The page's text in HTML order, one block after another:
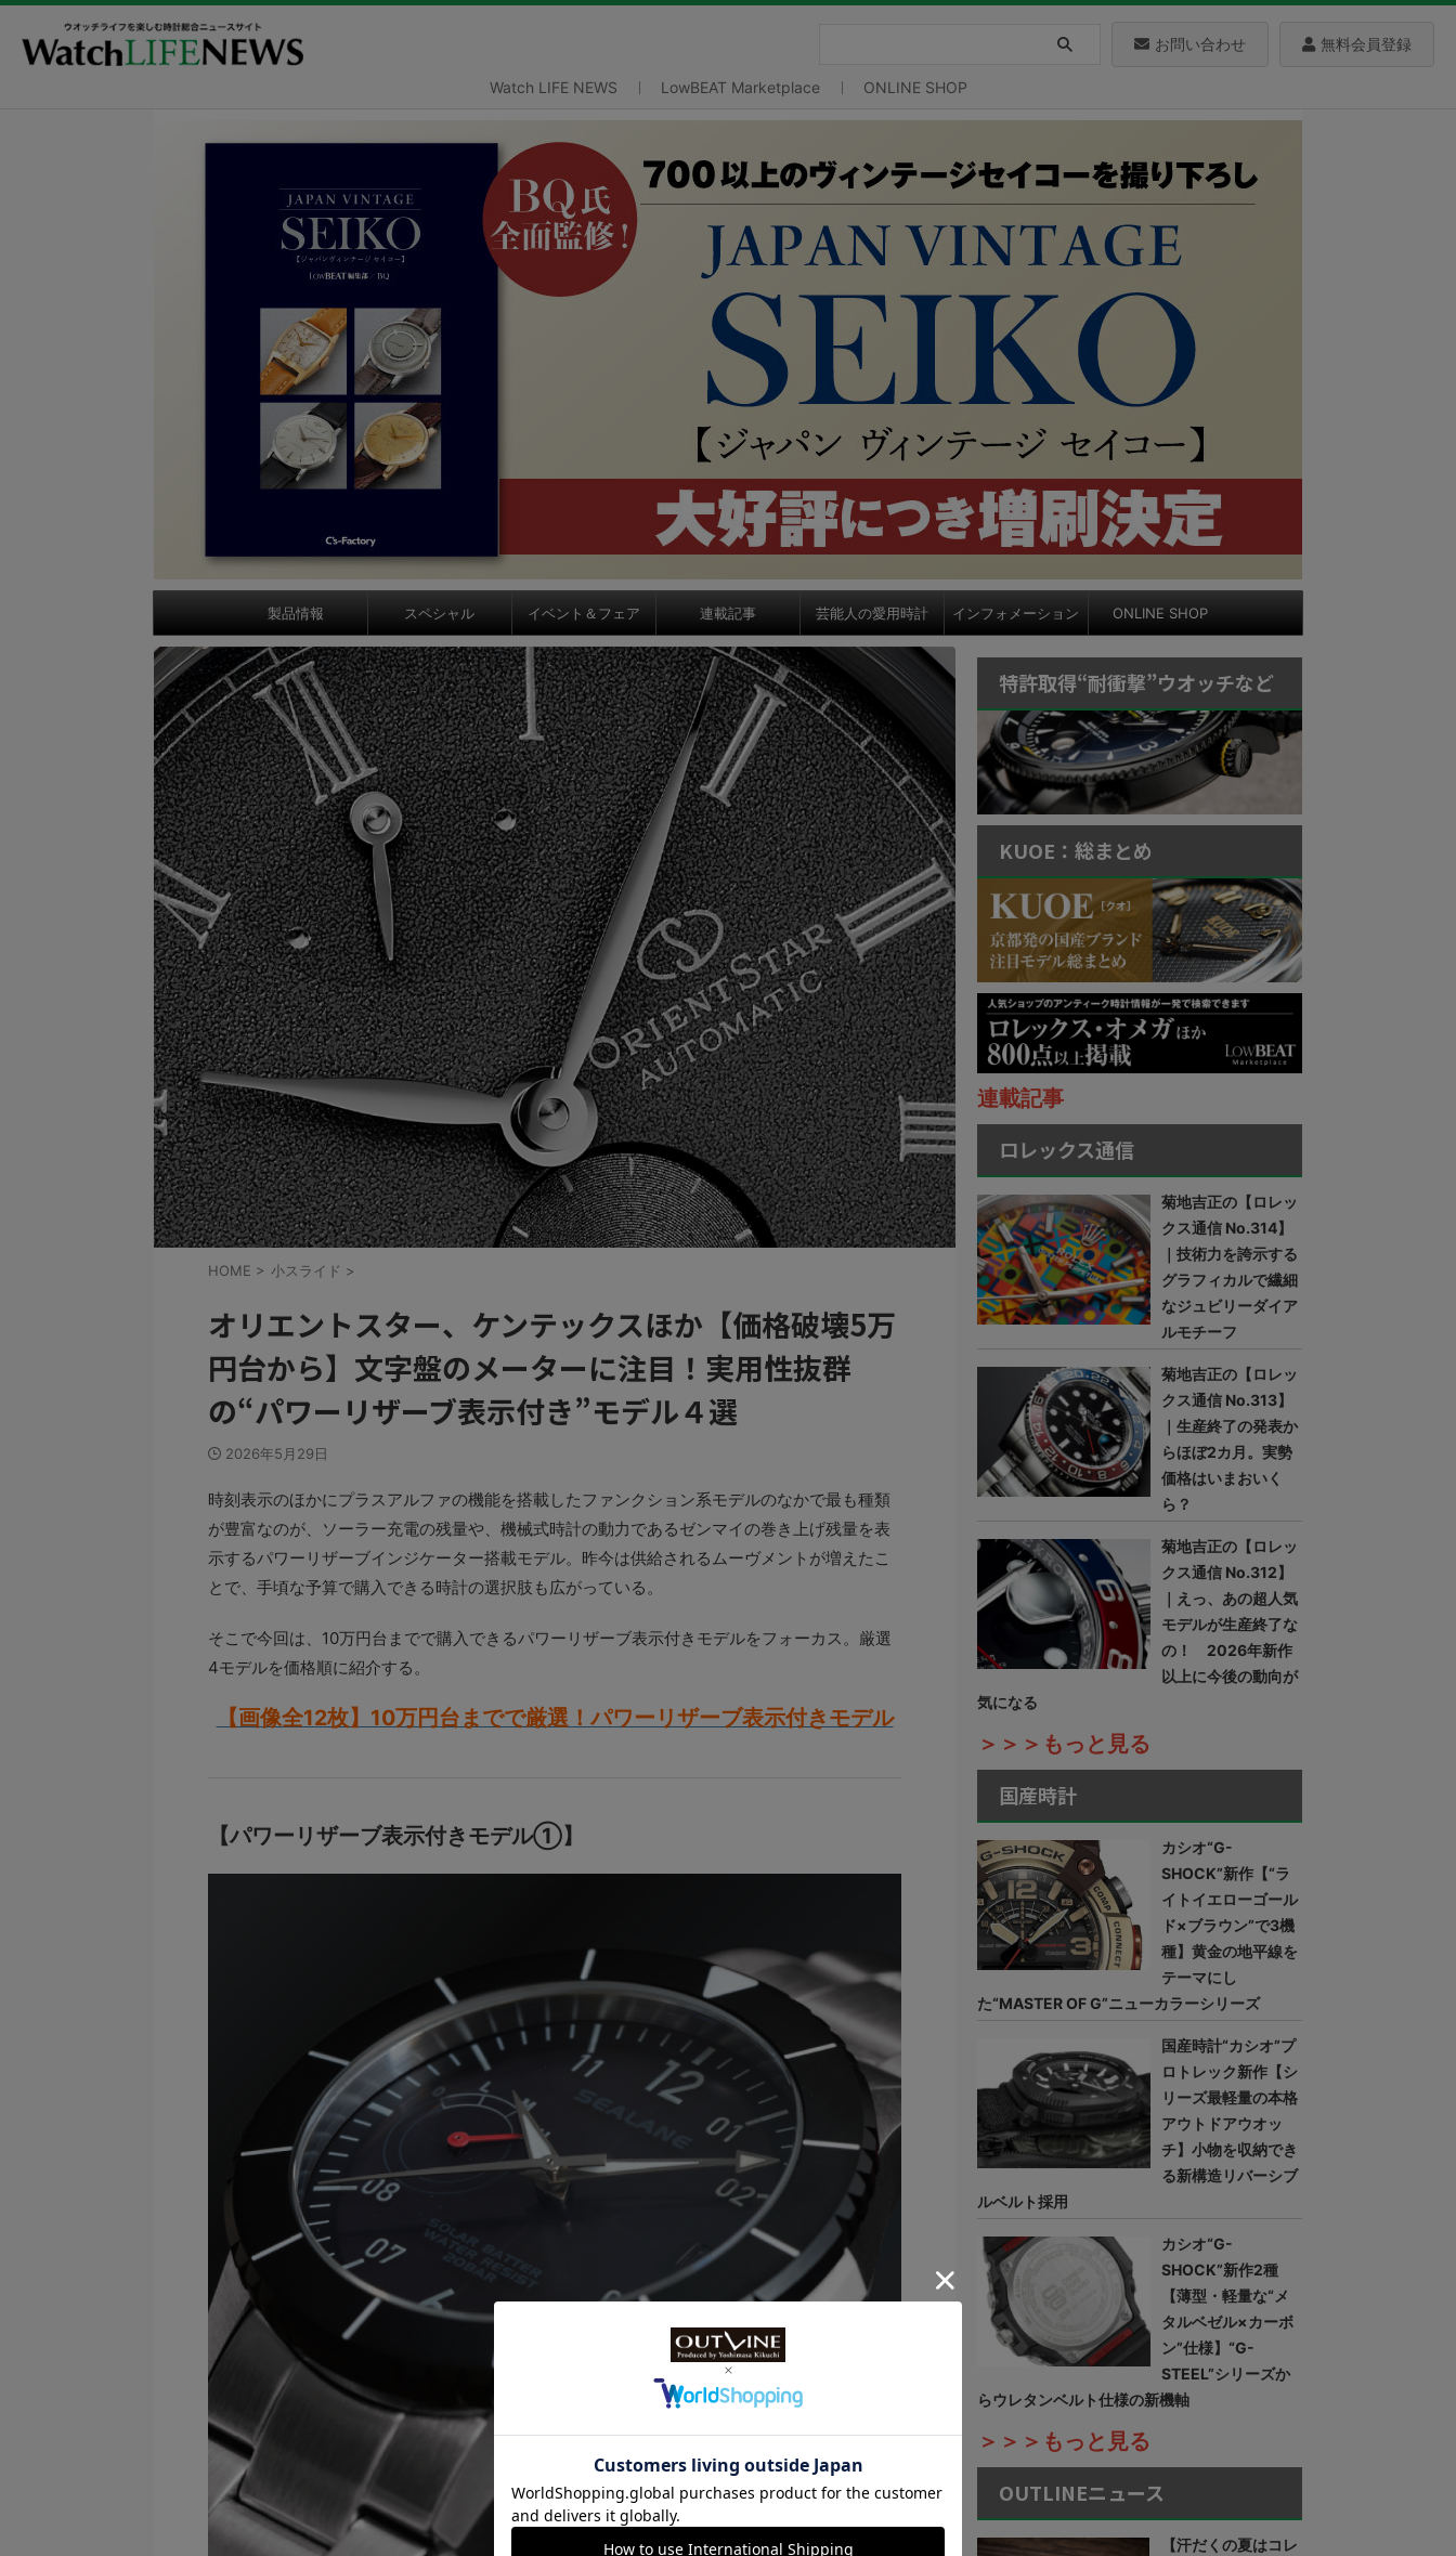
お問い合わせ 無料会員登録
Watch LIFE NEWS LowBEAT Marketplace ONLINE SHOP
製品情報 スペシャル イベント＆フェア 連載記事 芸能人の愛用時計 インフォメーション ONLINE SHOP
HOME > 小スライド >
オリエントスター、ケンテックスほか【価格破壊5万
円台から】文字盤のメーターに注目！実用性抜群
の“パワーリザーブ表示付き”モデル４選
2026年5月29日
時刻表示のほかにプラスアルファの機能を搭載したファンクション系モデルのなかで最も種類
が豊富なのが、ソーラー充電の残量や、機械式時計の動力であるゼンマイの巻き上げ残量を表
示するパワーリザーブインジケーター搭載モデル。昨今は供給されるムーヴメントが増えたこ
とで、手頃な予算で購入できる時計の選択肢も広がっている。
そこで今回は、10万円台までで購入できるパワーリザーブ表示付きモデルをフォーカス。厳選
4モデルを価格順に紹介する。
【画像全12枚】10万円台までで厳選！パワーリザーブ表示付きモデル
【パワーリザーブ表示付きモデル①】
特許取得“耐衝撃”ウオッチなど
KUOE：総まとめ
連載記事
ロレックス通信
菊地吉正の【ロレッ
クス通信 No.314】
｜技術力を誇示する
グラフィカルで繊細
なジュビリーダイア
ルモチーフ
菊地吉正の【ロレッ
クス通信 No.313】
｜生産終了の発表か
らほぼ2カ月。実勢
価格はいまおいく
ら？
菊地吉正の【ロレッ
クス通信 No.312】
｜えっ、あの超人気
モデルが生産終了な
の！ 2026年新作
以上に今後の動向が
気になる
＞＞＞もっと見る
国産時計
カシオ“G-
SHOCK”新作【“ラ
イトイエローゴール
ド×ブラウン”で3機
種】黄金の地平線を
テーマにし
た“MASTER OF G”ニューカラーシリーズ
国産時計“カシオ”プ
ロトレック新作【シ
リーズ最軽量の本格
アウトドアウオッ
チ】小物を収納でき
る新構造リバーシブ
ルベルト採用
カシオ“G-
SHOCK”新作2種
【薄型・軽量な“メ
タルベゼル×カーボ
ン”仕様】“G-
STEEL”シリーズか
らウレタンベルト仕様の新機軸
＞＞＞もっと見る
OUTLINEニュース
【汗だくの夏はコレ